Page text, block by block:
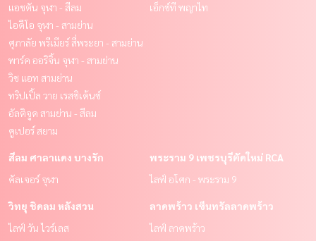
แอชตัน จุฬา - สีลม
ไอดีโอ จุฬา - สามย่าน
ศุภาลัย พรีเมียร์ สี่พระยา - สามย่าน
พาร์ค ออริจิ้น จุฬา - สามย่าน
วิช แอท สามย่าน
ทริปเปิ้ล วาย เรสซิเด้นซ์
อัลติจูด สามย่าน - สีลม
คูเปอร์ สยาม
เอ็กซ์ที พญาไท
สีลม ศาลาแดง บางรัก
คัลเจอร์ จุฬา
พระราม 9 เพชรบุรีตัดใหม่ RCA
ไลฟ์ อโศก - พระราม 9
วิทยุ ชิดลม หลังสวน
ไลฟ์ วัน ไวร์เลส
ลาดพร้าว เซ็นทรัลลาดพร้าว
ไลฟ์ ลาดพร้าว